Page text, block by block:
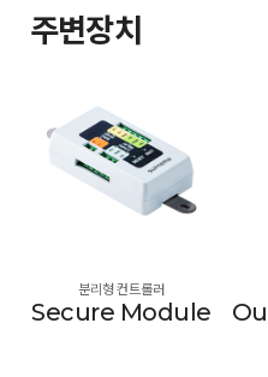
주변장치
분리형 컨트롤러
Secure Module